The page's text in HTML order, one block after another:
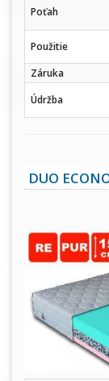
Poťah
Použitie
Záruka
Údržba
DUO